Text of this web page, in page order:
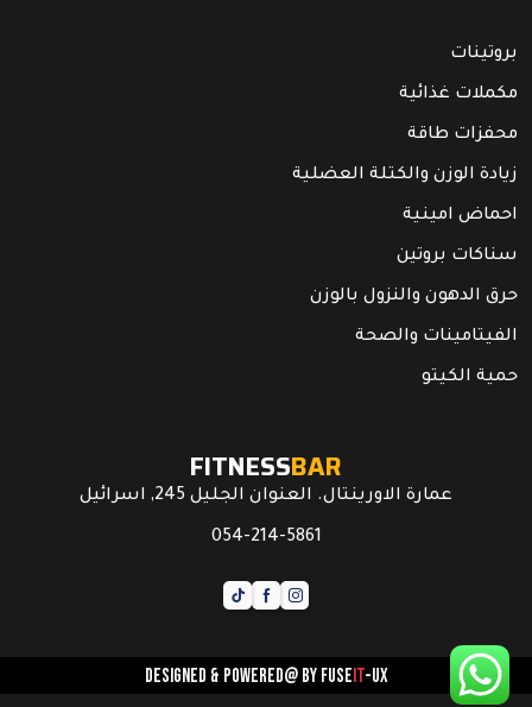
بروتينات
مكملات غذائية
محفزات طاقة
زيادة الوزن والكتلة العضلية
احماض امينية
سناكات بروتين
حرق الدهون والنزول بالوزن
الفيتامينات والصحة
حمية الكيتو
FITNESSBAR
عمارة الاورينتال. العنوان الجليل 245, اسرائيل
054-214-5861
Designed & powered@ byFUSEIT-UX